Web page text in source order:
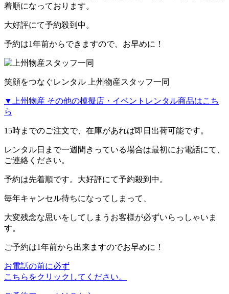
着順になっております。
大好評にて予約殺到中。
予約は1年前からできますので、お早めに！
笑顔をつなぐレンタル 上州物産スタッフ一同
▼上州物産 その他の模擬店・イベントレンタル商品はこち
ら
15時までのご注文で、在庫があれば即日出荷可能です。
レンタル日まで一週間きっている場合は最初にお電話にて、
ご連絡ください。
予約は先着順です。大好評にて予約殺到中。
毎年キャンセル待ちになってしまって、
大変残念な思いをしてしまうお客様が必ずいらっしゃいま
す。
ご予約は1年前から出来ますのでお早めに！
お電話の前に必ず
こちらをクリックしてください。